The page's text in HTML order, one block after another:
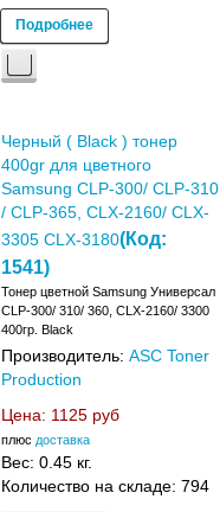
Подробнее
Черный ( Black ) тонер
400gr для цветного
Samsung CLP-300/ CLP-310
/ CLP-365, CLX-2160/ CLX-
3305 CLX-3180(Код:
1541)
Тонер цветной Samsung Универсал
CLP-300/ 310/ 360, CLX-2160/ 3300
400гр. Black
Производитель: ASC Toner
Production
Цена: 1125 руб
плюс доставка
Вес: 0.45 кг.
Количество на складе: 794